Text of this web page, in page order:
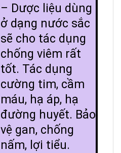
– Dược liệu dùng
ở dạng nước sắc
sẽ cho tác dụng
chống viêm rất
tốt. Tác dụng
cường tim, cầm
máu, hạ áp, hạ
đường huyết. Bảo
vệ gan, chống
nấm, lợi tiểu.